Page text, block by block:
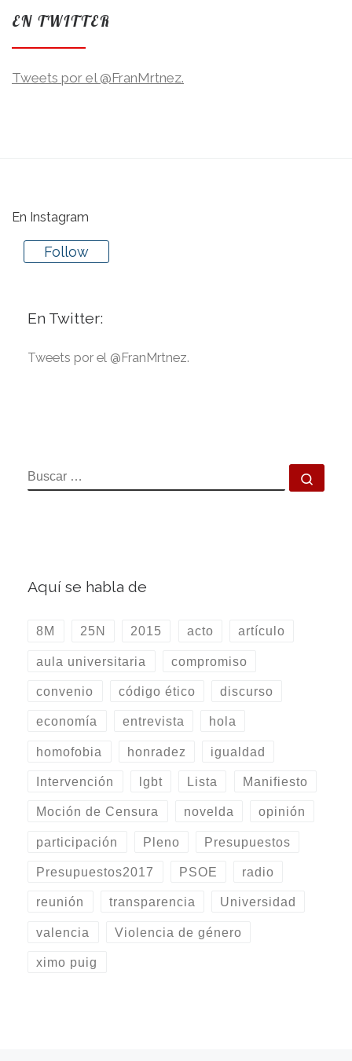
EN TWITTER
Tweets por el @FranMrtnez.
En Instagram
Follow
En Twitter:
Tweets por el @FranMrtnez.
BUSCAR
Aquí se habla de
8M 25N 2015 acto artículo
aula universitaria compromiso
convenio código ético discurso
economía entrevista hola
homofobia honradez igualdad
Intervención lgbt Lista Manifiesto
Moción de Censura novelda opinión
participación Pleno Presupuestos
Presupuestos2017 PSOE radio
reunión transparencia Universidad
valencia Violencia de género
ximo puig